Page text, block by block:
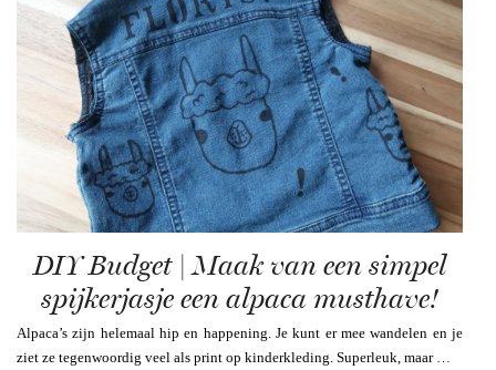
DIY Budget | Maak van een simpel
spijkerjasje een alpaca musthave!
Alpaca’s zijn helemaal hip en happening. Je kunt er mee wandelen en je
ziet ze tegenwoordig veel als print op kinderkleding. Superleuk, maar …